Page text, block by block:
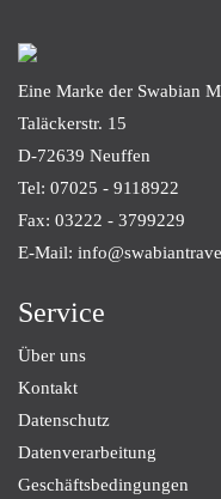
Eine Marke der Swabian
Taläckerstr. 15
D-72639 Neuffen
Tel: 07025 - 9118922
Fax: 03222 - 3799229
E-Mail:
Service
Über uns
Kontakt
Datenschutz
Datenverarbeitung
Geschäftsbedingungen